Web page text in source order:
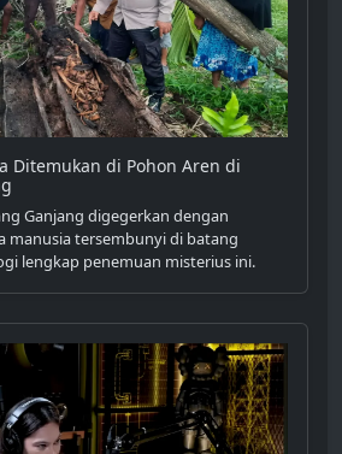
Ditemukan di Pohon Aren di
Ganjang digegerkan dengan
manusia tersembunyi di batang
lengkap penemuan misterius ini.